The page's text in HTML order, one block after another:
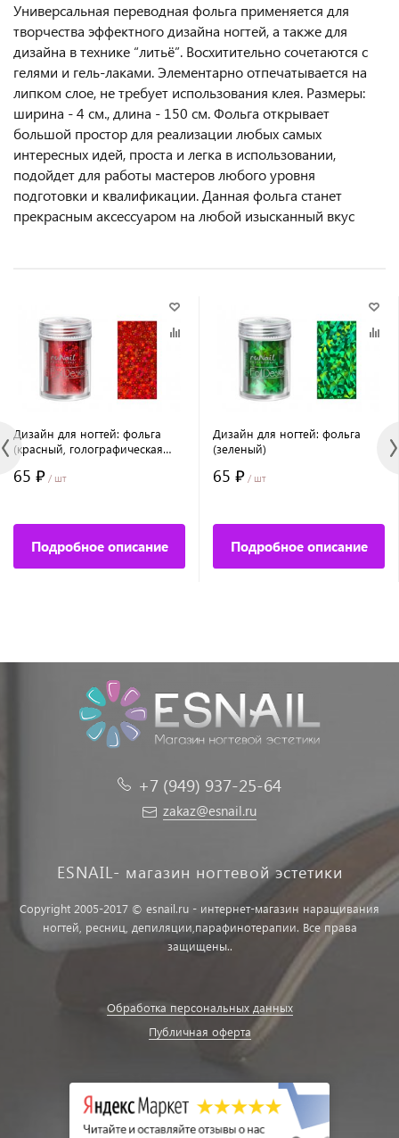
Универсальная переводная фольга применяется для
творчества эффектного дизайна ногтей, а также для
дизайна в технике “литьё”. Восхитительно сочетаются с
гелями и гель-лаками. Элементарно отпечатывается на
липком слое, не требует использования клея. Размеры:
ширина - 4 см., длина - 150 см. Фольга открывает
большой простор для реализации любых самых
интересных идей, проста и легка в использовании,
подойдет для работы мастеров любого уровня
подготовки и квалификации. Данная фольга станет
прекрасным аксессуаром на любой изысканный вкус
Дизайн для ногтей: фольга
(красный, голографическая
65 ₽ / шт
Подробное описание
Дизайн для ногтей: фольга
(зеленый)
65 ₽ / шт
Подробное описание
+7 (949) 937-25-64
zakaz@esnail.ru
ESNAIL- магазин ногтевой эстетики
Copyright 2005-2017 © esnail.ru - интернет-магазин наращивания
ногтей, ресниц, депиляции,парафинотерапии. Все права
защищены..
Обработка персональных данных
Публичная оферта